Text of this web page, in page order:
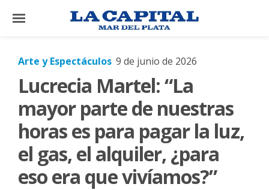
×
El
El
Mundo
La
Zona
Arte y Espectáculos 9 de junio de 2026
Lucrecia Martel: “La
mayor parte de nuestras
horas es para pagar la luz,
el gas, el alquiler, ¿para
eso era que vivíamos?”